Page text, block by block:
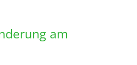
am